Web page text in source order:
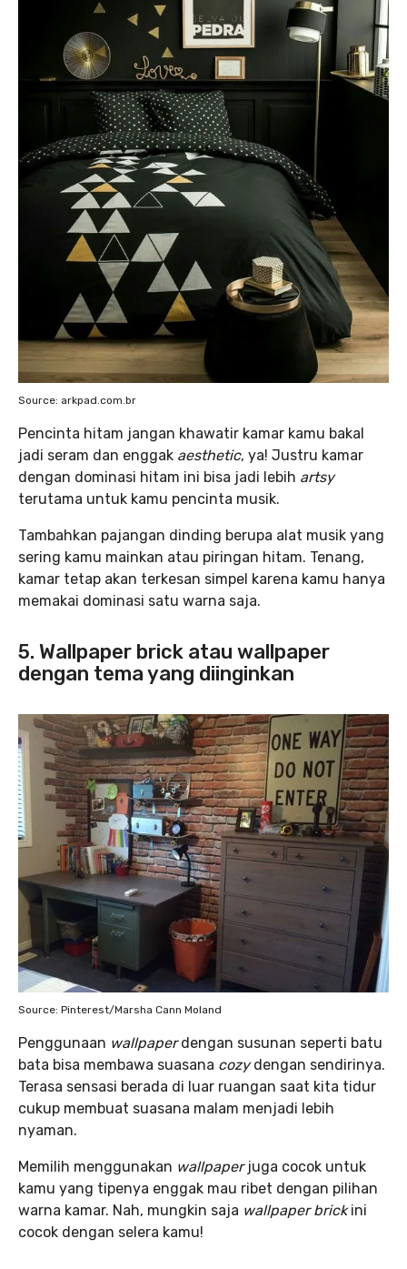
Source: arkpad.com.br
Pencinta hitam jangan khawatir kamar kamu bakal
jadi seram dan enggak aesthetic, ya! Justru kamar
dengan dominasi hitam ini bisa jadi lebih artsy
terutama untuk kamu pencinta musik.
Tambahkan pajangan dinding berupa alat musik yang
sering kamu mainkan atau piringan hitam. Tenang,
kamar tetap akan terkesan simpel karena kamu hanya
memakai dominasi satu warna saja.
5. Wallpaper brick atau wallpaper
dengan tema yang diinginkan
Source: Pinterest/Marsha Cann Moland
Penggunaan wallpaperdengan susunan seperti batu
bata bisa membawa suasana cozydengan sendirinya.
Terasa sensasi berada di luar ruangan saat kita tidur
cukup membuat suasana malam menjadi lebih
nyaman.
Memilih menggunakan wallpaper juga cocok untuk
kamu yang tipenya enggak mau ribet dengan pilihan
warna kamar. Nah, mungkin saja wallpaper brickini
cocok dengan selera kamu!